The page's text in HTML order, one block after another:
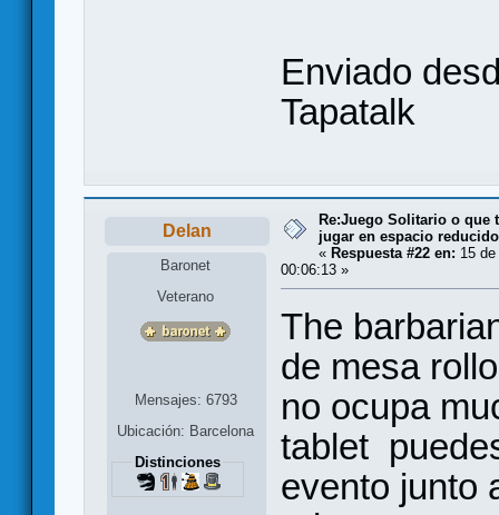
Enviado
Tapatalk
Delan
Baronet
Veterano
Mensajes: 6793
Ubicación: Barcelona
Distinciones
Re:Juego Solitario o que
jugar en espacio
« Respuesta #22 en: 15
00:06:13 »
The
de mesa
no ocupa
tablet
evento junto